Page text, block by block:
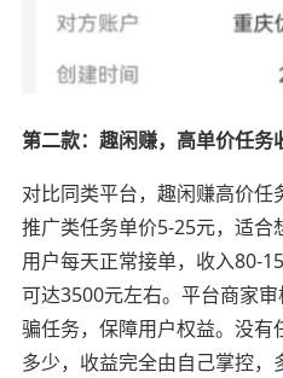
第二款：趣闲赚，高单价任务
对比同类平台，趣闲赚高价任
推广类任务单价5-25元，适
用户每天正常接单，收入80-
可达3500元左右。平台商家
骗任务，保障用户权益。没
多少，收益完全由自己掌控，